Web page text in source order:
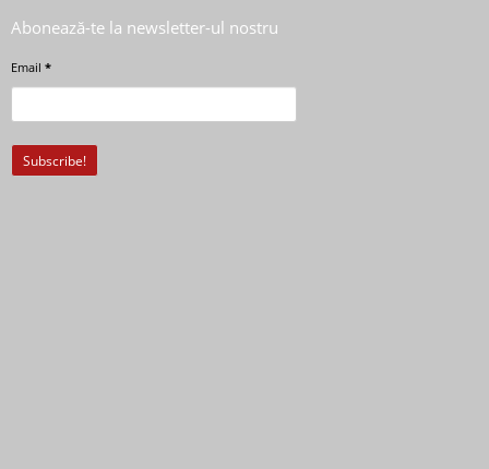
Abonează-te la newsletter-ul nostru
Email *